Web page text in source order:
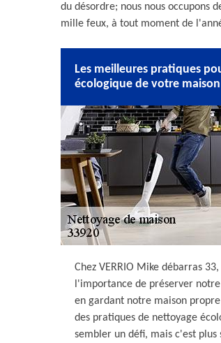
du désordre; nous nous occupons
mille feux, à tout moment de
Les meilleures pratiques
écologique de votre maison
Chez VERRIO Mike débarras
l'importance de préserver
en gardant notre maison
des pratiques de nettoyage
sembler un défi, mais c'est